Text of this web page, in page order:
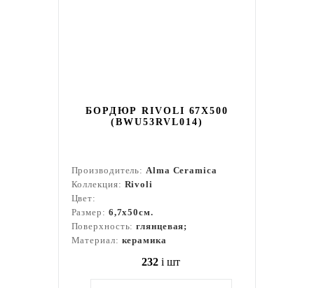
БОРДЮР RIVOLI 67X500
(BWU53RVL014)
Производитель:Alma Ceramica
Коллекция: Rivoli
Цвет:
Размер: 6,7x50см.
Поверхность:глянцевая;
Материал: керамика
232 i шт